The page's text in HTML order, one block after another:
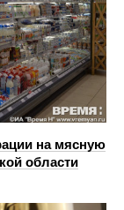
на мясную
области